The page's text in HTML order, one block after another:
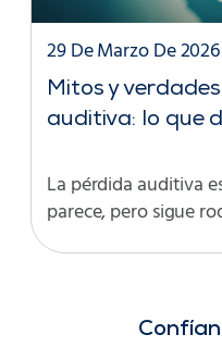
Mitos y
auditiva: lo que
29 De Marzo De 2026
La pérdida auditiva
parece, pero sigue